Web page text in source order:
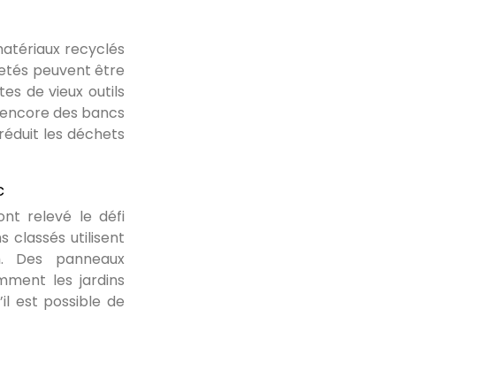
recyclés
peuvent être
de vieux outils
des bancs
les déchets
relevé le défi
classés utilisent
Des panneaux
les jardins
est possible de